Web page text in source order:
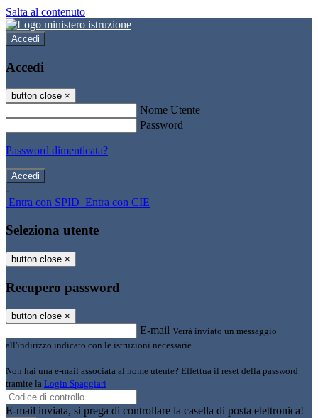
Salta al contenuto
Accedi
Accedi
button close ×
Nome Utente
Password
Password dimenticata?
-
Entra con SPID Entra con CIE
Seleziona utente
button close ×
Recupero password
button close ×
E-mail Verrà inviato un messaggio
all'indirizzo indicato con le istruzioni necessarie.
Non hai una e-mail associata al nome utente? Effettua il reset della password
tramite la Login Spaggiari
E-mail inviata, si prega di controllare la casella di posta elettronica!